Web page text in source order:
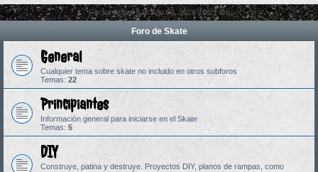
u
c
Fecha actual Sab Ago 08, 2026 10:21 am
Foro de Skate
General
Cualquier tema sobre skate no incluido en otros subforos
Temas: 22
Principiantes
Información general para iniciarse en el Skate
Temas: 5
DIY
Construye, patina y destruye. Proyectos DIY, planos de rampas, como